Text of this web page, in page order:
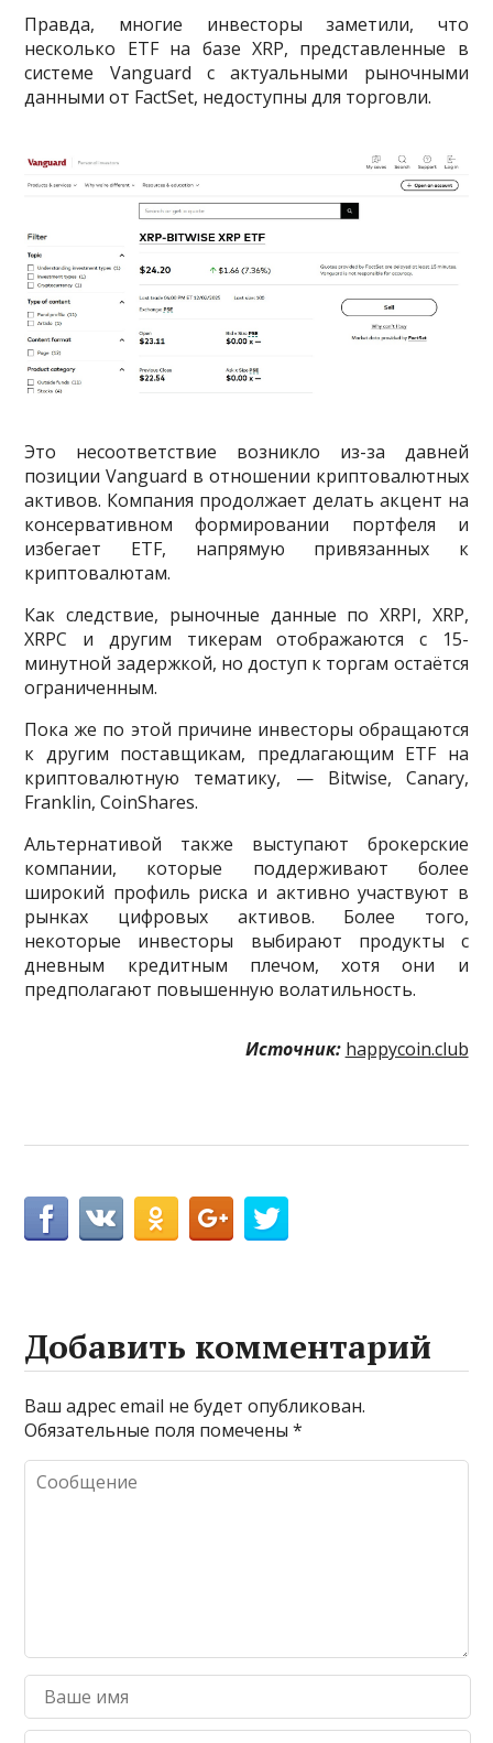
Правда, многие инвесторы заметили, что
несколько ETF на базе XRP, представленные в
системе Vanguard с актуальными рыночными
данными от FactSet, недоступны для торговли.
Это несоответствие возникло из-за давней
позиции Vanguard в отношении криптовалютных
активов. Компания продолжает делать акцент на
консервативном формировании портфеля и
избегает ETF, напрямую привязанных к
криптовалютам.
Как следствие, рыночные данные по XRPI, XRP,
XRPC и другим тикерам отображаются с 15-
минутной задержкой, но доступ к торгам остаётся
ограниченным.
Пока же по этой причине инвесторы обращаются
к другим поставщикам, предлагающим ETF на
криптовалютную тематику, — Bitwise, Canary,
Franklin, CoinShares.
Альтернативой также выступают брокерские
компании, которые поддерживают более
широкий профиль риска и активно участвуют в
рынках цифровых активов. Более того,
некоторые инвесторы выбирают продукты с
дневным кредитным плечом, хотя они и
предполагают повышенную волатильность.
Источник: happycoin.club
Добавить комментарий
Ваш адрес email не будет опубликован.
Обязательные поля помечены*